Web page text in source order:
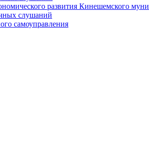
развития Кинешемского
слушаний
самоуправления